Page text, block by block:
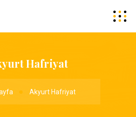
Hafriyat
Akyurt Hafriyat